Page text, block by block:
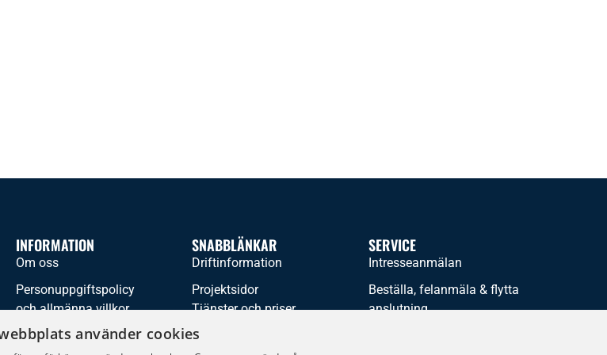
INFORMATION
Om oss
Personuppgiftspolicy
och allmänna villkor
Kontakta oss
SNABBLÄNKAR
Driftinformation
Projektsidor
Tjänster och priser​
SERVICE
Intresseanmälan
Beställa, felanmäla & flytta
anslutning
använder cookies